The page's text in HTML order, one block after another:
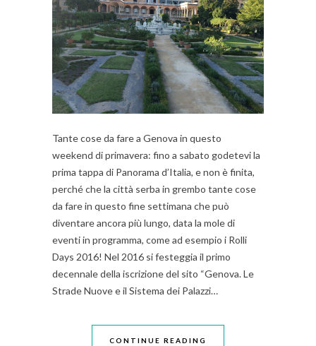
Tante cose da fare a Genova in questo
weekend di primavera: fino a sabato godetevi la
prima tappa di Panorama d’Italia, e non è finita,
perché che la città serba in grembo tante cose
da fare in questo fine settimana che può
diventare ancora più lungo, data la mole di
eventi in programma, come ad esempio i Rolli
Days 2016! Nel 2016 si festeggia il primo
decennale della iscrizione del sito “Genova. Le
Strade Nuove e il Sistema dei Palazzi…
CONTINUE READING